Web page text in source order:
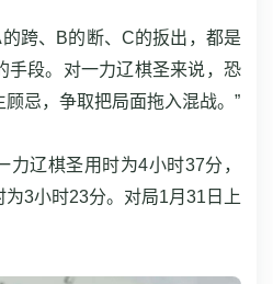
跨、B的断、C的扳出，都是
手段。对一力辽棋圣来说，恐
忌，争取把局面拖入混战。”
力辽棋圣用时为4小时37分，
3小时23分。对局1月31日上